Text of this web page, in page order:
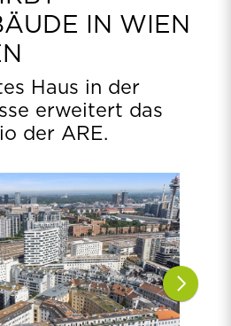
IN WIEN
Haus in der
erweitert das
der ARE.